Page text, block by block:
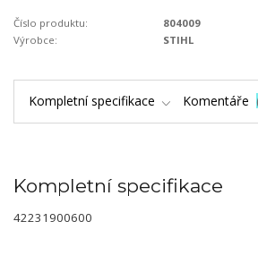
Číslo produktu:
804009
Výrobce:
STIHL
Kompletní specifikace Komentáře
Kompletní specifikace
42231900600